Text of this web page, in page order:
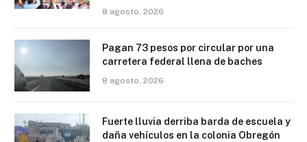
8 agosto, 2026
Pagan 73 pesos por circular por una
carretera federal llena de baches
8 agosto, 2026
Fuerte lluvia derriba barda de escuela y
daña vehículos en la colonia Obregón